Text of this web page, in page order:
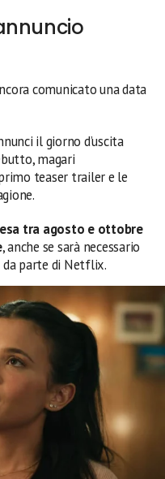
comunicato una data
il giorno d’uscita
magari
teaser trailer e le
tra agosto e ottobre
, anche se sarà necessario
parte di Netflix.